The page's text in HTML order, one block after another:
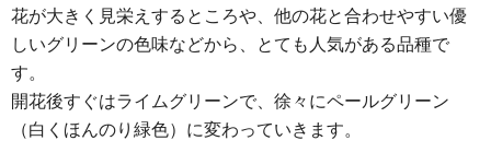
花が大きく見栄えするところや、他の花と合わせやすい優
しいグリーンの色味などから、とても人気がある品種で
す。
開花後すぐはライムグリーンで、徐々にペールグリーン
（白くほんのり緑色）に変わっていきます。